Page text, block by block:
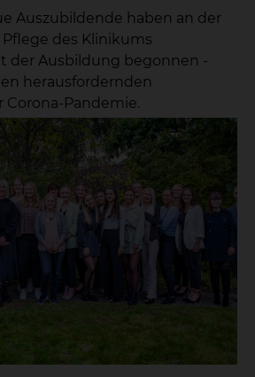
Auszubildende haben an der
des Klinikums
der Ausbildung begonnen -
herausfordernden
Pandemie.